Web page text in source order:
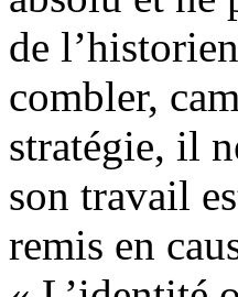
de
combler,
stratégie, il
son travail
remis en